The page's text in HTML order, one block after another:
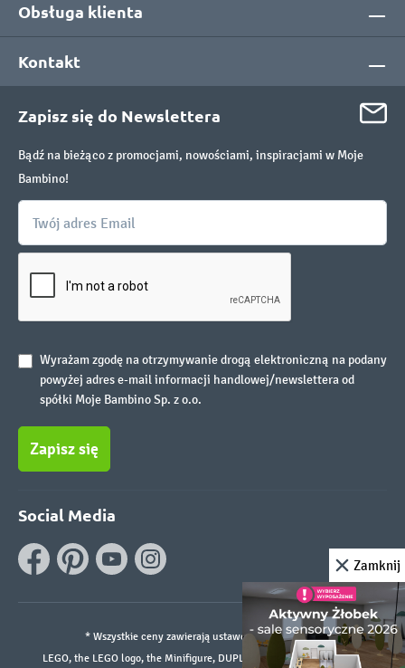
Obsługa klienta
Kontakt
Zapisz się do Newslettera
Bądź na bieżąco z promocjami, nowościami, inspiracjami w Moje
Bambino!
Wyrażam zgodę na otrzymywanie drogą elektroniczną na podany
powyżej adres e-mail informacji handlowej/newslettera od
spółki Moje Bambino Sp. z o.o.
Zapisz się
Social Media
* Wszystkie ceny zawierają ustawowy podatek VAT.
LEGO, the LEGO logo, the Minifigure, DUPLO, and the SPIKE logo are
Zamknij